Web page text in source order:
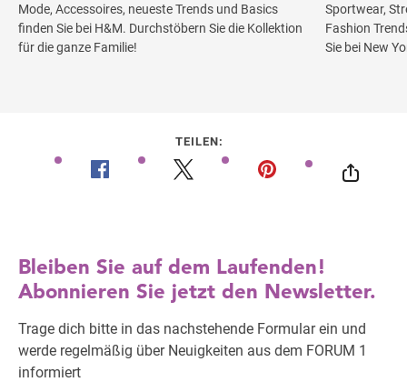
Mode, Accessoires, neueste Trends und Basics
finden Sie bei H&M. Durchstöbern Sie die Kollektion
für die ganze Familie!
Sportwear,
Fashion
Sie bei New
TEILEN: